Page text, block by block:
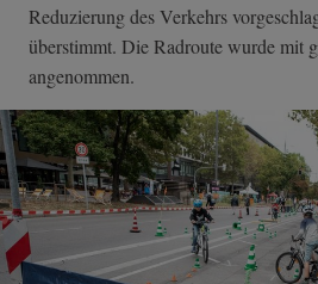
Reduzierung des Verkehrs
überstimmt. Die Radroute wurde mit
angenommen.